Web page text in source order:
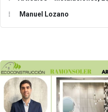
Manuel Lozano